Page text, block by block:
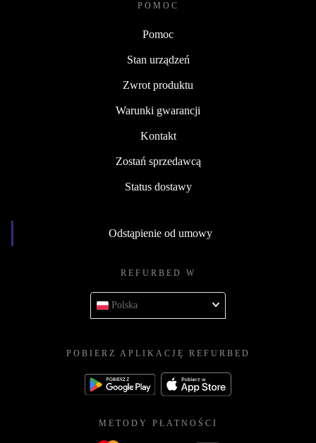
POMOC
Pomoc
Stan urządzeń
Zwrot produktu
Warunki gwarancji
Kontakt
Zostań sprzedawcą
Status dostawy
Odstąpienie od umowy
REFURBED W
Polska
POBIERZ APLIKACJĘ REFURBED
METODY PŁATNOŚCI